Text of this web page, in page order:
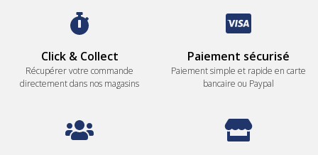
Click & Collect
Récupérer votre commande
directement dans nos magasins
Paiement sécurisé
Paiement simple et rapide en carte
bancaire ou Paypal